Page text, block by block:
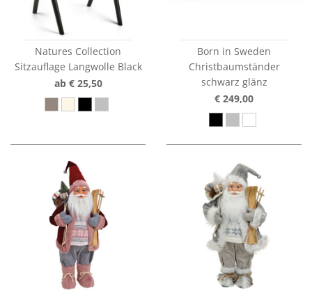
Natures Collection
Sitzauflage Langwolle Black
ab € 25,50
Born in Sweden
Christbaumständer
schwarz glänz
€ 249,00